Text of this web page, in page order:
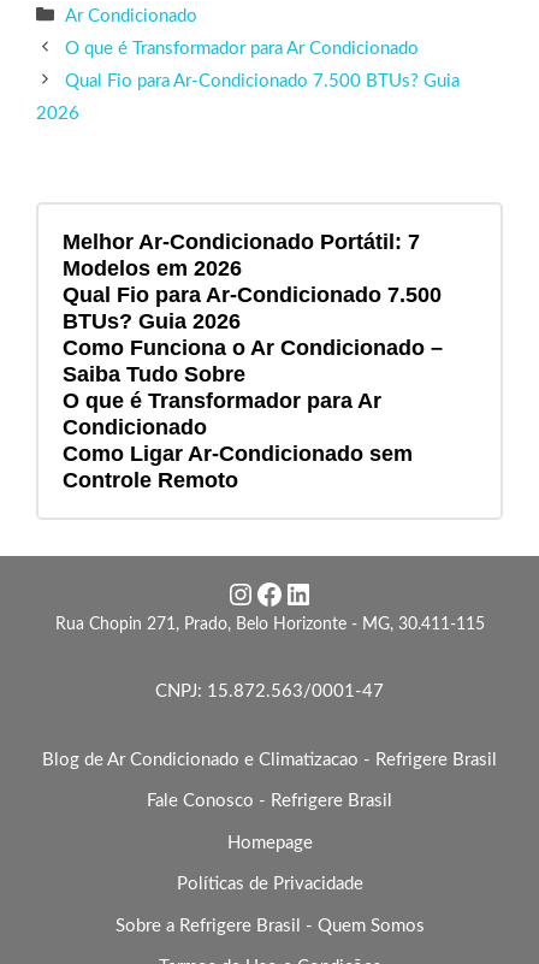
Categorias
Ar Condicionado
O que é Transformador para Ar Condicionado
Qual Fio para Ar-Condicionado 7.500 BTUs? Guia
2026
Melhor Ar-Condicionado Portátil: 7
Modelos em 2026
Qual Fio para Ar-Condicionado 7.500
BTUs? Guia 2026
Como Funciona o Ar Condicionado –
Saiba Tudo Sobre
O que é Transformador para Ar
Condicionado
Como Ligar Ar-Condicionado sem
Controle Remoto
Instagram Facebook LinkedIn
Rua Chopin 271, Prado, Belo Horizonte - MG, 30.411-115
CNPJ: 15.872.563/0001-47
Blog de Ar Condicionado e Climatizacao - Refrigere Brasil
Fale Conosco - Refrigere Brasil
Homepage
Políticas de Privacidade
Sobre a Refrigere Brasil - Quem Somos